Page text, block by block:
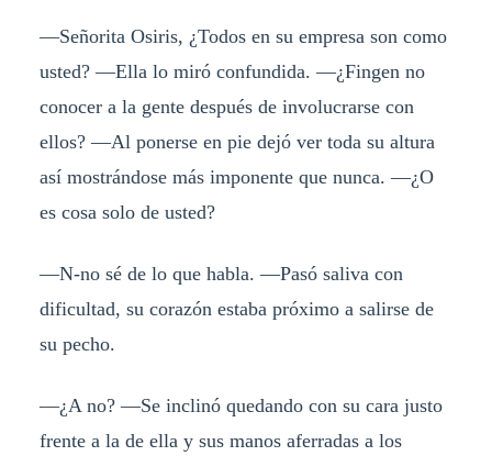
―Señorita Osiris, ¿Todos en su empresa son como
usted? ―Ella lo miró confundida. ―¿Fingen no
conocer a la gente después de involucrarse con
ellos? ―Al ponerse en pie dejó ver toda su altura
así mostrándose más imponente que nunca. ―¿O
es cosa solo de usted?
―N-no sé de lo que habla. ―Pasó saliva con
dificultad, su corazón estaba próximo a salirse de
su pecho.
―¿A no? ―Se inclinó quedando con su cara justo
frente a la de ella y sus manos aferradas a los